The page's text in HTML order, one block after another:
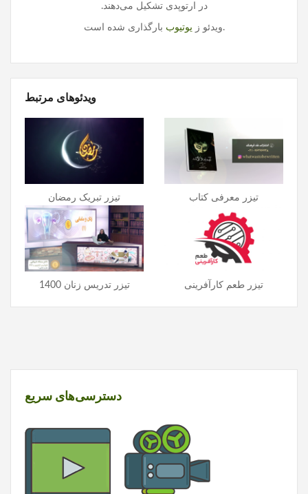
در ارتوپدی تشکیل می‌دهند.
ویدئو ز یوتیوب بارگذاری شده است.
ویدئوهای مرتبط
تیزر تبریک رمضان تیزر معرفی کتاب
تیزر تدریس زنان 1400 تیزر طعم کارآفرینی
دسترسی‌های سریع